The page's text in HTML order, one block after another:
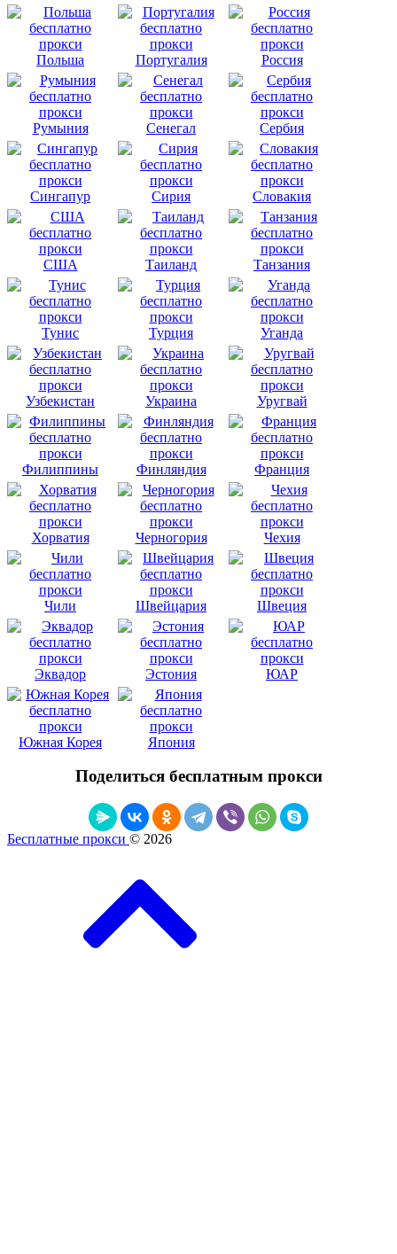
Польша Португалия Россия
Румыния Сенегал Сербия
Сингапур Сирия Словакия
США Таиланд Танзания
Тунис Турция Уганда
Узбекистан Украина Уругвай
Филиппины Финляндия Франция
Хорватия Черногория Чехия
Чили Швейцария Швеция
Эквадор Эстония ЮАР
Южная Корея Япония
Поделиться бесплатным прокси
Бесплатные прокси © 2026